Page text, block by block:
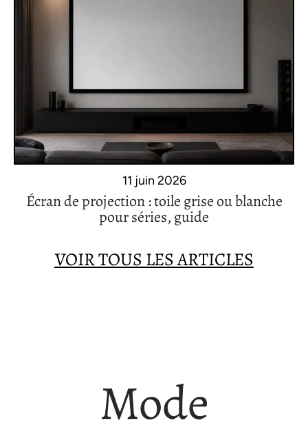
11 juin 2026
Écran de projection : toile grise ou blanche
pour séries, guide
VOIR TOUS LES ARTICLES
Mode